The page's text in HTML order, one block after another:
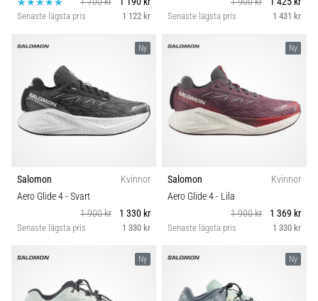
Senaste lägsta pris 1 122 kr Senaste lägsta pris 1 431 kr
Ny
Salomon
Kvinnor
Aero Glide 4- Svart
1 900 kr
1 330 kr
Senaste lägsta pris 1 330 kr
Ny
Salomon
Kvinnor
Aero Glide 4- Lila
1 900 kr
1 369 kr
Senaste lägsta pris 1 330 kr
Ny Ny